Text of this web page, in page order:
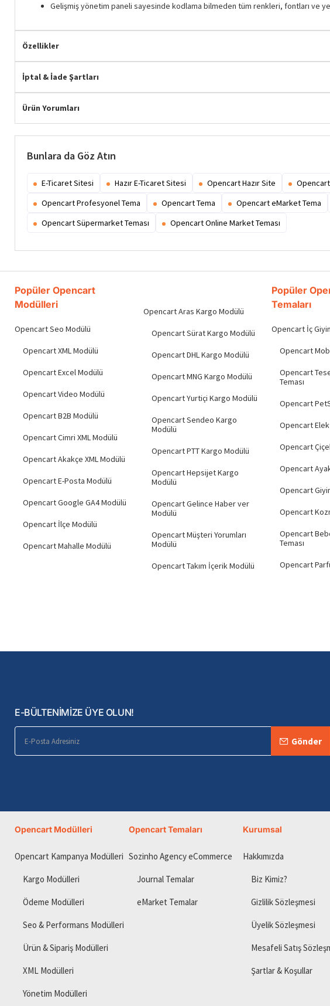
Hemen Teslim
Gelişmiş yönetim paneli sayesinde kodlama bilmeden tüm renkleri, fontları ve
Özellikler
İptal & İade Şartları
Ürün Yorumları
Bunlara da Göz Atın
E-Ticaret Sitesi Hazır E-Ticaret Sitesi Opencart Hazır Site
Opencart Profesyonel Tema
Opencart Tema Opencart eMarket Tema
Opencart Süpermarket Teması
Opencart Online Market Teması
Popüler Opencart
Modülleri
Opencart Seo Modülü
Opencart XML Modülü
Opencart Excel Modülü
Opencart Video Modülü
Opencart B2B Modülü
Opencart Cimri XML Modülü
Opencart Akakçe XML Modülü
Opencart E-Posta Modülü
Opencart Google GA4 Modülü
Opencart İlçe Modülü
Opencart Mahalle Modülü
Opencart Aras Kargo Modülü
Opencart Sürat Kargo Modülü
Opencart DHL Kargo Modülü
Opencart MNG Kargo Modülü
Opencart Yurtiçi Kargo Modülü
Opencart Sendeo Kargo
Modülü
Opencart PTT Kargo Modülü
Opencart Hepsijet Kargo
Modülü
Opencart Gelince Haber ver
Modülü
Opencart Müşteri Yorumları
Modülü
Opencart Takım İçerik Modülü
Popüler
Temaları
Opencart İç
Opencart
Opencart
Teması
Opencart
Opencart
Opencart
Opencart
Opencart
Opencart
Opencart
Teması
Opencart
E-BÜLTENİMİZE ÜYE OLUN!
E-
Posta
Adresiniz
Gönder
Opencart Modülleri
Opencart Kampanya Modülleri
Kargo Modülleri
Ödeme Modülleri
Seo & Performans Modülleri
Ürün & Sipariş Modülleri
XML Modülleri
Yönetim Modülleri
Opencart Temaları
Sozinho Agency eCommerce
Journal Temalar
eMarket Temalar
Kurumsal
Hakkımızda
Biz Kimiz?
Gizlilik Sözleşmesi
Üyelik Sözleşmesi
Mesafeli Satış
Şartlar & Koşullar